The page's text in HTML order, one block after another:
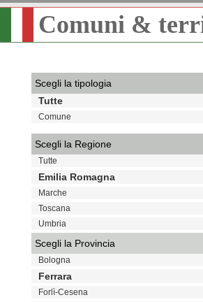
Comuni &
Scegli la tipologia
Tutte
Comune
Scegli la Regione
Tutte
Emilia Romagna
Marche
Toscana
Umbria
Scegli la Provincia
Bologna
Ferrara
Forlì-Cesena